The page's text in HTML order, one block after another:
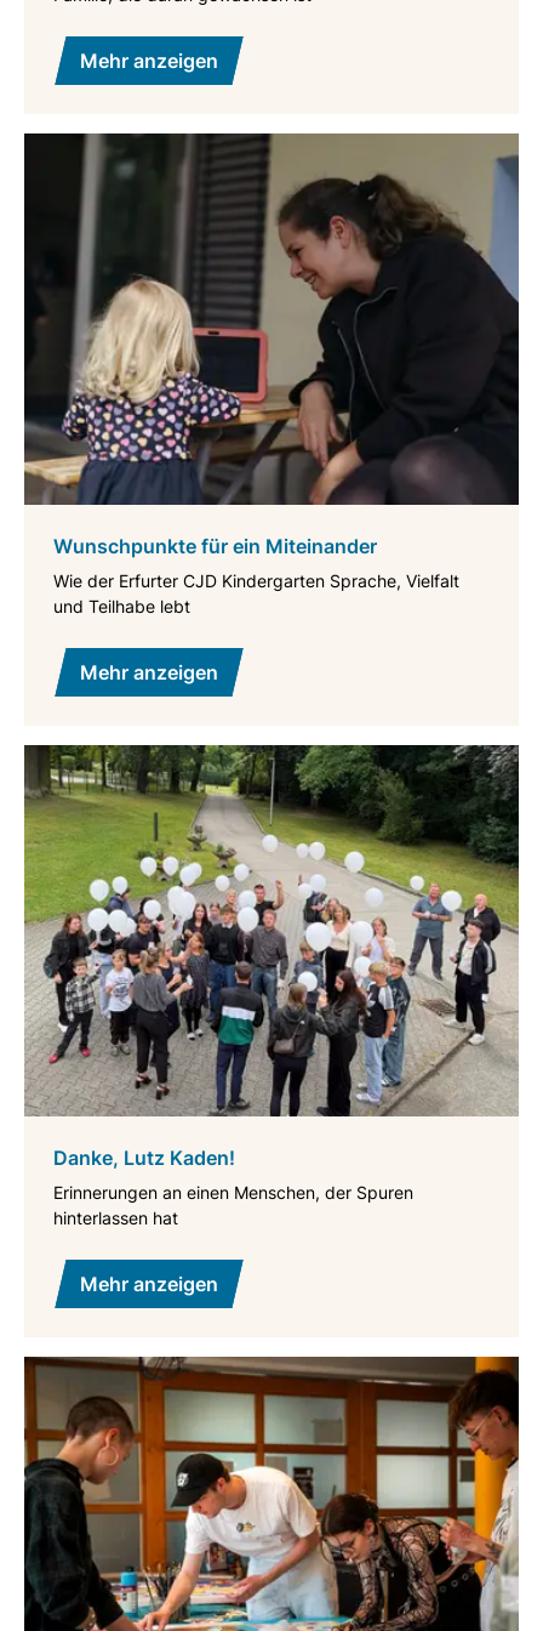
Mehr anzeigen
Wunschpunkte für ein Miteinander
Wie der Erfurter CJD Kindergarten Sprache, Vielfalt
und Teilhabe lebt
Mehr anzeigen
Danke, Lutz Kaden!
Erinnerungen an einen Menschen, der Spuren
hinterlassen hat
Mehr anzeigen